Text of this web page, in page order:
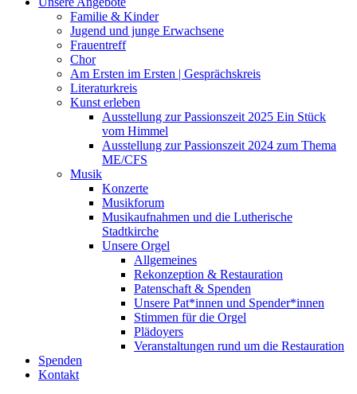
Familie & Kinder
Jugend und junge Erwachsene
Frauentreff
Chor
Am Ersten im Ersten | Gesprächskreis
Literaturkreis
Kunst erleben
Ausstellung zur Passionszeit 2025 Ein Stück
vom Himmel
Ausstellung zur Passionszeit 2024 zum Thema
ME/CFS
Musik
Konzerte
Musikforum
Musikaufnahmen und die Lutherische
Stadtkirche
Unsere Orgel
Allgemeines
Rekonzeption & Restauration
Patenschaft & Spenden
Unsere Pat*innen und Spender*innen
Stimmen für die Orgel
Plädoyers
Veranstaltungen rund um die Restauration
Spenden
Kontakt